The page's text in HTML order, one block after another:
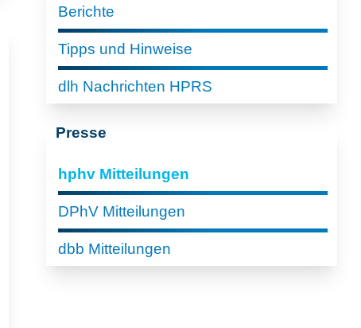
Berichte
Tipps und Hinweise
dlh Nachrichten HPRS
Presse
hphv Mitteilungen
DPhV Mitteilungen
dbb Mitteilungen